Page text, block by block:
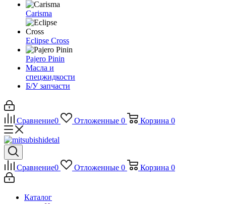
Carisma
Eclipse Cross
Pajero Pinin
Масла и
спецжидкости
Б/У запчасти
Сравнение0 Отложенные 0 Корзина 0
Сравнение0 Отложенные 0 Корзина 0
Каталог